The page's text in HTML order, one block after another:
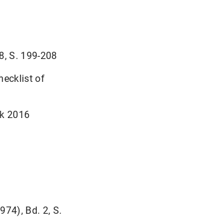
S. 199-208
of
2016
Bd. 2, S.